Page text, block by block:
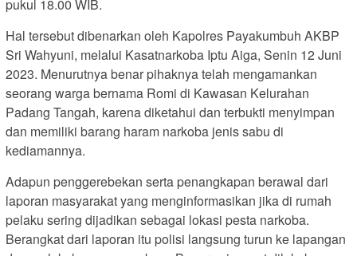
pukul 18.00 WIB.
Hal tersebut dibenarkan oleh Kapolres Payakumbuh AKBP
Sri Wahyuni, melalui Kasatnarkoba Iptu Aiga, Senin 12 Juni
2023. Menurutnya benar pihaknya telah mengamankan
seorang warga bernama Romi di Kawasan Kelurahan
Padang Tangah, karena diketahui dan terbukti menyimpan
dan memiliki barang haram narkoba jenis sabu di
kediamannya.
Adapun penggerebekan serta penangkapan berawal dari
laporan masyarakat yang menginformasikan jika di rumah
pelaku sering dijadikan sebagai lokasi pesta narkoba.
Berangkat dari laporan itu polisi langsung turun ke lapangan